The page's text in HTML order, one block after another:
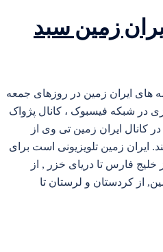
زمین سبد
های ایران زمین در روزهای جمعه
مرکزی در شبکه فیسبوک ، کانال پژواک
کانال ایران زمین تی وی از
ایران زمین تلویزیونی است برای
فارس تا دریای خزر , از
از کردستان و لرستان تا